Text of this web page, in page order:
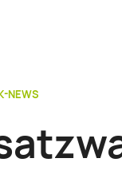
NEWS